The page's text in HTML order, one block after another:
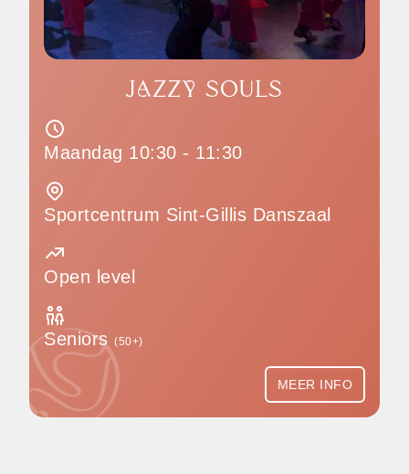
JAZZY SOULS
Maandag 10:30 - 11:30
Sportcentrum Sint-Gillis Danszaal
Open level
Seniors (50+)
MEER INFO